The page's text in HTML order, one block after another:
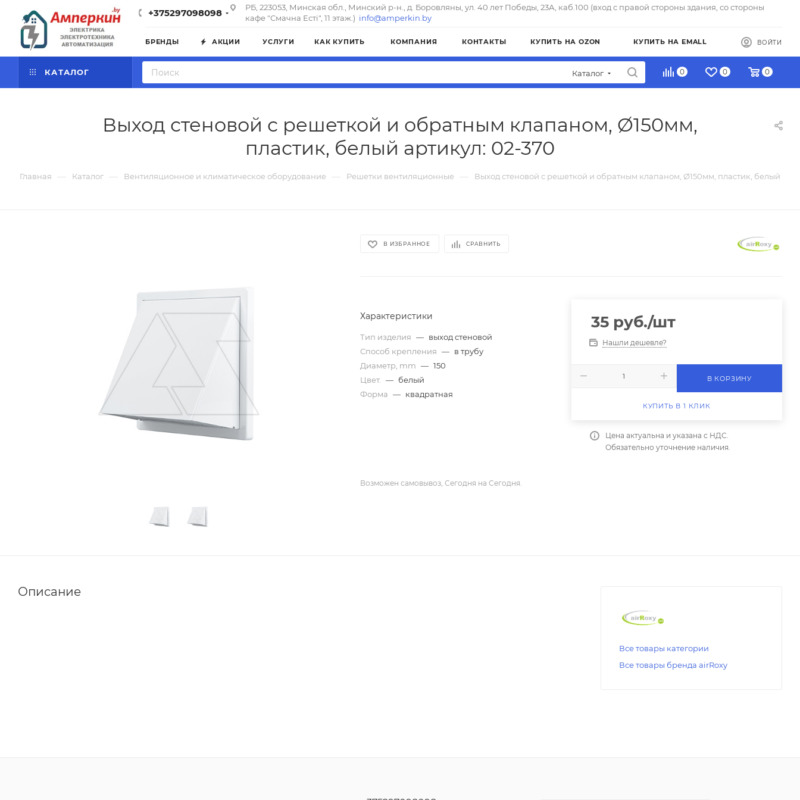
+375297098098
РБ, 223053, Минская обл., Минский р-н., д. Боровляны, ул. 40 лет Победы, 23А, каб.100 (вход с правой стороны здания, со стороны
кафе "Смачна Естi", 11 этаж.) info@amperkin.by
БРЕНДЫ АКЦИИ УСЛУГИ КАК КУПИТЬ КОМПАНИЯ КОНТАКТЫ КУПИТЬ НА OZON КУПИТЬ НА EMALL ВОЙТИ
КАТАЛОГ Каталог 0 0 0
Выход стеновой с решеткой и обратным клапаном, Ø150мм,
пластик, белый артикул: 02-370
Главная — Каталог — Вентиляционное и климатическое оборудование — Решетки вентиляционные — Выход стеновой с решеткой и обратным клапаном, Ø150мм, пластик, белый
В ИЗБРАННОЕ СРАВНИТЬ
Характеристики
Тип изделия — выход стеновой
Способ крепления — в трубу
Диаметр, mm — 150
Цвет.
— белый
Форма — квадратная
35руб./шт
Нашли дешевле?
В КОРЗИНУ
КУПИТЬ В 1 КЛИК
Цена актуальна и указана с НДС.
Обязательно уточнение наличия.
Возможен самовывоз, Сегодня на Сегодня.
Описание
Все товары категории
Все товары бренда airRoxy